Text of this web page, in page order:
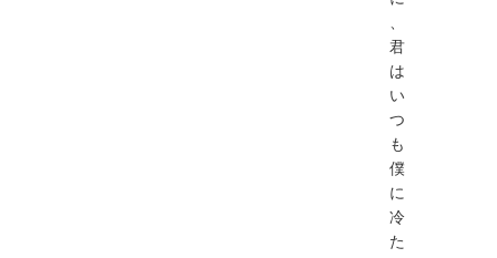
、
君
は
い
つ
も
僕
に
冷
た